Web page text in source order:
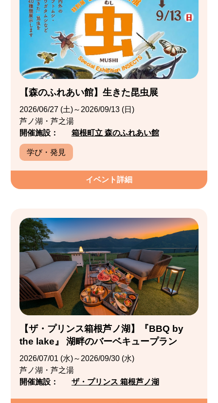
【森のふれあい館】生きた昆虫展
2026/06/27 (土)～2026/09/13 (日)
芦ノ湖・芦之湯
開催施設：
箱根町立 森のふれあい館
学び・発見
イベント詳細
【ザ・プリンス箱根芦ノ湖】『BBQ by
the lake』 湖畔のバーベキュープラン
2026/07/01 (水)～2026/09/30 (水)
芦ノ湖・芦之湯
開催施設：
ザ・プリンス 箱根芦ノ湖